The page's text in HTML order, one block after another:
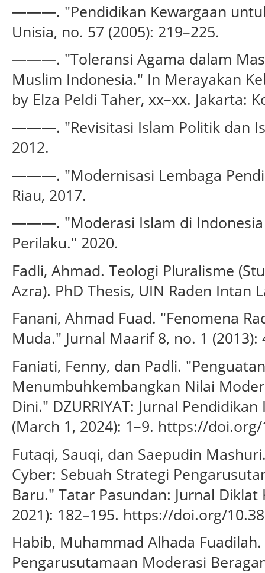
———. "Pendidikan Kewargaan
Unisia, no. 57 (2005): 219–225.
———. "Toleransi Agama dalam
Muslim Indonesia." In Merayakan
by Elza Peldi Taher, xx–xx. Jakarta:
———. "Revisitasi Islam Politik dan
2012.
———. "Modernisasi Lembaga
Riau, 2017.
———. "Moderasi Islam di Indonesia
Perilaku." 2020.
Fadli, Ahmad. Teologi Pluralisme
Azra). PhD Thesis, UIN Raden Intan
Fanani, Ahmad Fuad. "Fenomena
Muda." Jurnal Maarif 8, no. 1 (2013):
Faniati, Fenny, dan Padli.
Menumbuhkembangkan Nilai
Dini." DZURRIYAT: Jurnal
(March 1, 2024): 1–9. https://
Futaqi, Sauqi, dan Saepudin
Cyber: Sebuah Strategi
Baru." Tatar Pasundan: Jurnal Diklat
2021): 182–195. https://doi.org/
Habib, Muhammad Alhada
Pengarusutamaan Moderasi